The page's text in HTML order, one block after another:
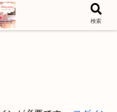
検索